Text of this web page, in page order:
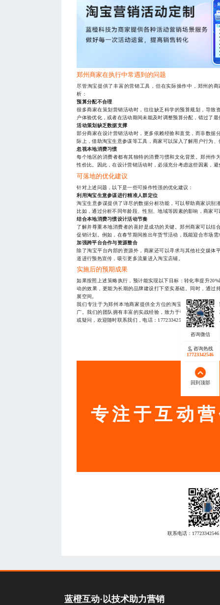
郑州商家在执行中常遇到的问题
尽管淘宝提供了丰富的营销工具，但在实际操作中，郑州的
析：
预算分配不合理
很多商家在策划营销活动时，往往缺乏科学的预算规划，导致
户体验优化，或者在活动期间未能及时调整预算分配，错过了
活动策划缺乏数据支撑
部分商家在设计营销活动时，更多依赖经验和直觉，而非数据
际上，借助淘宝生意参谋等工具，商家可以深入了解用户行为
忽视本地消费习惯
每个地区的消费者都有其独特的消费习惯和文化背景。郑州作
性价比。因此，在设计营销活动时，必须充分考虑这些因素，
可落地的优化建议
针对上述问题，以下是一些可操作性强的优化建议：
利用淘宝生意参谋进行精准人群定位
淘宝生意参谋提供了详尽的数据分析功能，可以帮助商家识别
比如，通过分析不同年龄段、性别、地域等因素的影响，商家
结合本地消费习惯设计活动节奏
了解并尊重本地消费者的喜好是成功的关键。郑州商家可以结
促销计划。例如，在春节期间推出年货节活动，既能迎合市场
加强跨平台合作与资源整合
除了淘宝平台内部的资源外，商家还可以寻求与其他社交媒体
道进行预热宣传，吸引更多流量进入淘宝店铺。
实施后的预期成果
如果按照上述策略执行，预计能实现以下目标：转化率提升
动的效果，更能为长期的品牌建设打下坚实基础。同时，通过
展空间。
我们专注于为郑州本地商家提供全方位的淘宝营销服务，包
广。我们的团队拥有丰富的实战经验，致力于帮助每一个客户
或疑问，欢迎随时联系我们，电话：17723342546（微信同号）
服务
专注于互动
联系电话： 17723342546
咨询热线
17723342546
回到顶部
蓝橙互动·以技术助力营销